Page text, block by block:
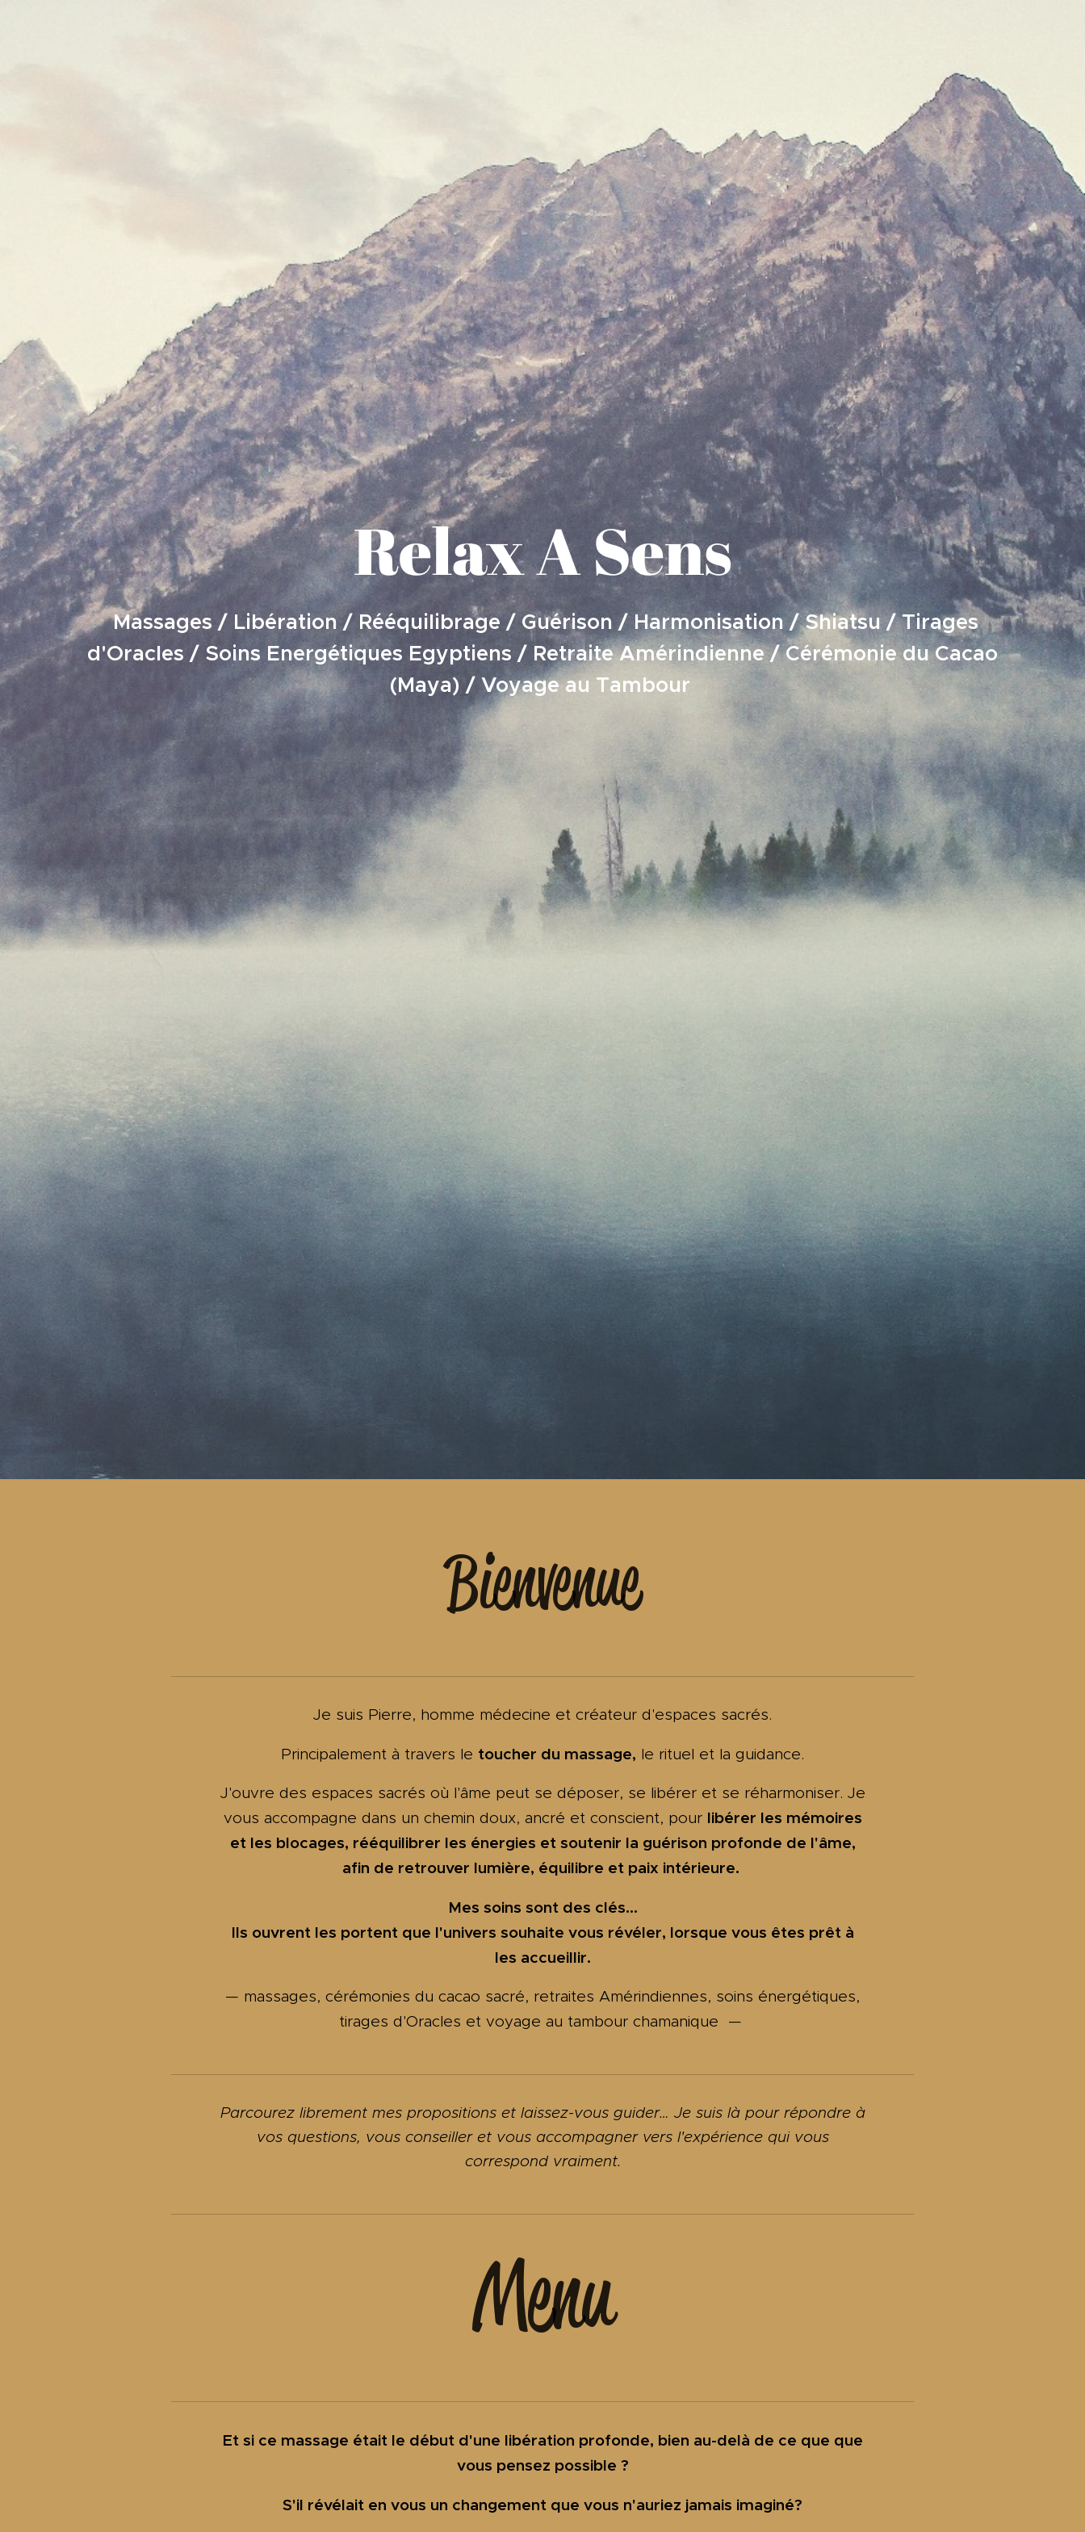
Relax A Sens
Massages / Libération / Rééquilibrage / Guérison / Harmonisation / Shiatsu / Tirages
d'Oracles / Soins Energétiques Egyptiens / Retraite Amérindienne / Cérémonie du Cacao
(Maya) / Voyage au Tambour
Bienvenue
Je suis Pierre, homme médecine et créateur d'espaces sacrés.
Principalement à travers le toucher du massage, le rituel et la guidance.
J'ouvre des espaces sacrés où l'âme peut se déposer, se libérer et se réharmoniser. Je
vous accompagne dans un chemin doux, ancré et conscient, pour libérer les mémoires
et les blocages, rééquilibrer les énergies et soutenir la guérison profonde de l'âme,
afin de retrouver lumière, équilibre et paix intérieure.
Mes soins sont des clés...
Ils ouvrent les portent que l'univers souhaite vous révéler, lorsque vous êtes prêt à
les accueillir.
— massages, cérémonies du cacao sacré, retraites Amérindiennes, soins énergétiques,
tirages d'Oracles et voyage au tambour chamanique —
Parcourez librement mes propositions et laissez-vous guider… Je suis là pour répondre à
vos questions, vous conseiller et vous accompagner vers l'expérience qui vous
correspond vraiment.
Menu
Et si ce massage était le début d'une libération profonde, bien au-delà de ce que que
vous pensez possible ?
S'il révélait en vous un changement que vous n'auriez jamais imaginé?